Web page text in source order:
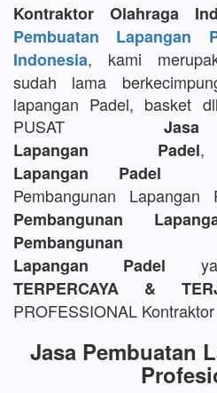
Kontraktor Olahraga
Pembuatan Lapangan
Indonesia, kami
sudah lama
lapangan Padel, basket
PUSAT
Lapangan Padel
Lapangan Padel
Pembangunan Lapangan
Pembangunan
Pembangunan
Lapangan Padel
TERPERCAYA &
PROFESSIONAL
Jasa Pembuatan